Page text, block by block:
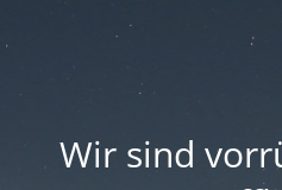
Wir sind